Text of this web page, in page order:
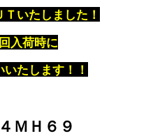
いたしました！
入荷時に
たします！！
ＭＨ６９